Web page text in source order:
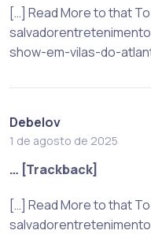
[…] Read More to that
show-em-vilas-do-
Debelov
1 de agosto de 2025
… [Trackback]
[…] Read More to that